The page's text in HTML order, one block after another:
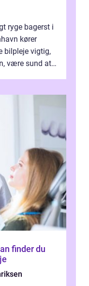
ryge bagerst i
kører
bilpleje vigtig,
være sund at